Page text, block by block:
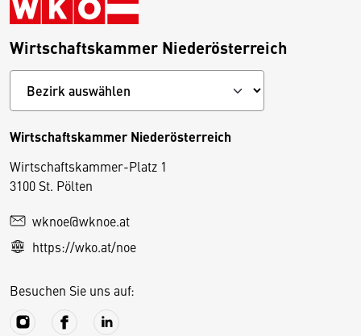
Wirtschaftskammer Niederösterreich
Wirtschaftskammer Niederösterreich
Wirtschaftskammer-Platz 1
3100 St. Pölten
wknoe@wknoe.at
https://wko.at/noe
Besuchen Sie uns auf:
D
e
s
S